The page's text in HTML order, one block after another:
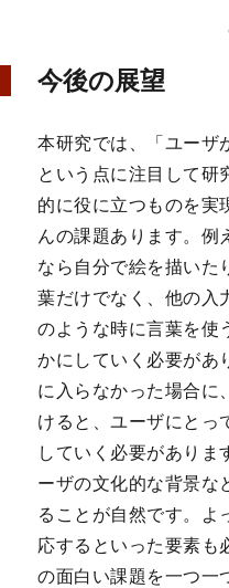
今後の展望
本研究では、「ユーザ
という点に注目して研
的に役に立つものを実
んの課題あります。例
なら自分で絵を描いた
葉だけでなく、他の入
のような時に言葉を使
かにしていく必要があ
に入らなかった場合に
けると、ユーザにとっ
していく必要がありま
ーザの文化的な背景な
ることが自然です。よ
応するといった要素も
の面白い課題を一つ一